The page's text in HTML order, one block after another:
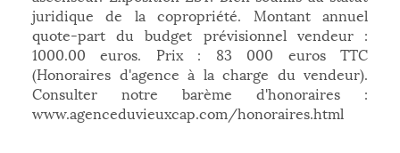
juridique de la copropriété. Montant annuel
quote-part du budget prévisionnel vendeur :
1000.00 euros. Prix : 83 000 euros TTC
(Honoraires d'agence à la charge du vendeur).
Consulter notre barème d'honoraires :
www.agenceduvieuxcap.com/honoraires.html